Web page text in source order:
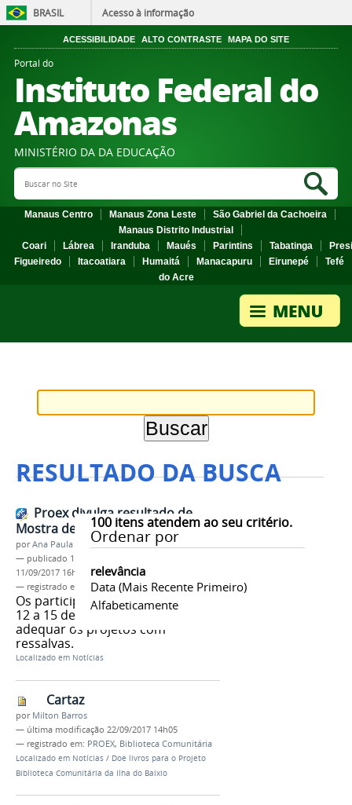
BRASIL Acesso à informação
ACESSIBILIDADE ALTO CONTRASTE MAPA DO SITE
Portal do
Instituto Federal do
Amazonas
MINISTÉRIO DA DA EDUCAÇÃO
Search Site
Manaus Centro Manaus Zona Leste
São Gabriel da Cachoeira
Manaus Distrito Industrial
Coari
Lábrea Iranduba Maués Parintins Tabatinga
Figueiredo
Itacoatiara Humaitá Manacapuru Eirunepé
Tefé
do Acre
RESULTADO DA BUSCA
100itens atendem ao seu critério.
Ordenar por
relevância
Data (mais Recente Primeiro)
Alfabeticamente
Proex divulga resultado de
Mostra de Extensão
porAna Paula Batista
— publicado 11/09/2017
11/09/2017 16h47
— registrado em:
PROEX,mostra de extensão
Os participantes têm o período de
12 a 15 de setembro para
adequar os projetos com
ressalvas.
Localizado em Notícias
Cartaz
por Milton Barros
— última modificação 22/09/2017 14h05
— registrado em: PROEX, Biblioteca Comunitária
Localizado em Notícias / Doe livros para o Projeto
Biblioteca Comunitária da Ilha do Baixio